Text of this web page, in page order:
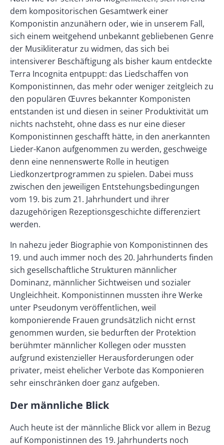
Right
dem kompositorischen Gesamtwerk einer
Komponistin anzunähern oder, wie in unserem Fall,
sich einem weitgehend unbekannt gebliebenen Genre
der Musikliteratur zu widmen, das sich bei
intensiverer Beschäftigung als bisher kaum entdeckte
Terra Incognita entpuppt: das Liedschaffen von
Komponistinnen, das mehr oder weniger zeitgleich zu
den populären Œuvres bekannter Komponisten
entstanden ist und diesen in seiner Produktivität um
nichts nachsteht, ohne dass es nur eine dieser
Komponistinnen geschafft hätte, in den anerkannten
Lieder-Kanon aufgenommen zu werden, geschweige
denn eine nennenswerte Rolle in heutigen
Liedkonzertprogrammen zu spielen. Dabei muss
zwischen den jeweiligen Entstehungsbedingungen
vom 19. bis zum 21. Jahrhundert und ihrer
dazugehörigen Rezeptionsgeschichte differenziert
werden.
In nahezu jeder Biographie von Komponistinnen des
19. und auch immer noch des 20. Jahrhunderts finden
sich gesellschaftliche Strukturen männlicher
Dominanz, männlicher Sichtweisen und sozialer
Ungleichheit. Komponistinnen mussten ihre Werke
unter Pseudonym veröffentlichen, weil
komponierende Frauen grundsätzlich nicht ernst
genommen wurden, sie bedurften der Protektion
berühmter männlicher Kollegen oder mussten
aufgrund existenzieller Herausforderungen oder
privater, meist ehelicher Verbote das Komponieren
sehr einschränken doer ganz aufgeben.
Der männliche Blick
Auch heute ist der männliche Blick vor allem in Bezug
auf Komponistinnen des 19. Jahrhunderts noch